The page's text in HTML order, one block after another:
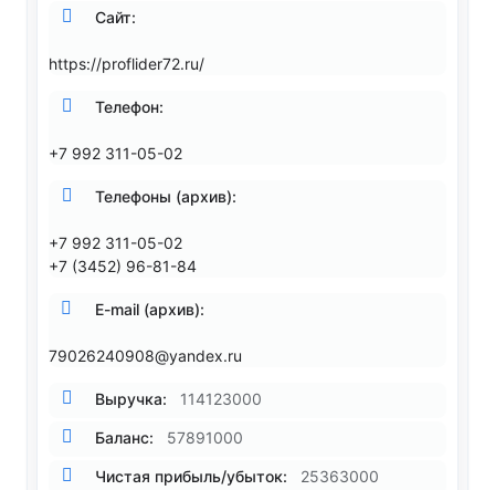
Сайт:
https://proflider72.ru/
Телефон:
+7 992 311-05-02
Телефоны (архив):
+7 992 311-05-02
+7 (3452) 96-81-84
E-mail (архив):
79026240908@yandex.ru
Выручка: 114123000
Баланс: 57891000
Чистая прибыль/убыток: 25363000